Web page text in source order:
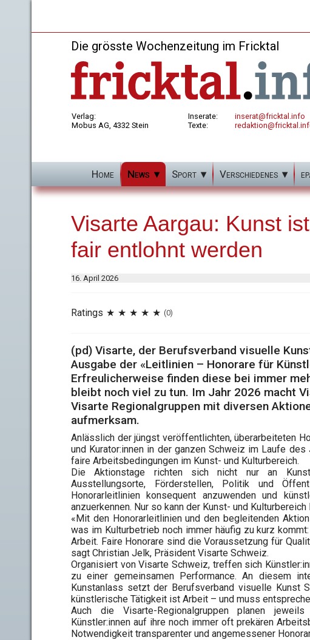
Die grösste Wochenzeitung im Fricktal
Verlag:
Mobus AG, 4332 Stein
Inserate:
Texte:
inserat@fricktal.info
Home News Sport Verschiedenes
Visarte Aargau: Kunst
fair entlohnt werden
16. April 2026
Ratings (0)
(pd) Visarte, der Berufsverband visuelle
Ausgabe der «Leitlinien – Honorare für
Erfreulicherweise finden diese bei immer
bleibt noch viel zu tun. Im Jahr 2026 macht
Visarte Regionalgruppen mit diversen
aufmerksam.
Anlässlich der jüngst veröffentlichten, überarbeiteten
und Kurator:innen in der ganzen Schweiz im Laufe
faire Arbeitsbedingungen im Kunst- und Kulturbereich.
Die Aktionstage richten sich nicht nur an
Ausstellungsorte, Förderstellen, Politik und
Honorarleitlinien konsequent anzuwenden und
anzuerkennen. Nur so kann der Kunst- und
«Mit den Honorarleitlinien und den begleitenden
was im Kulturbetrieb noch immer häufig zu kurz
Arbeit. Faire Honorare sind die Voraussetzung für
sagt Christian Jelk, Präsident Visarte Schweiz.
Organisiert von Visarte Schweiz, treffen sich
zu einer gemeinsamen Performance. An diesem
Kunstanlass setzt der Berufsverband visuelle Kunst
künstlerische Tätigkeit ist Arbeit – und muss
Auch die Visarte-Regionalgruppen planen
Künstler:innen auf ihre noch immer oft prekären
Notwendigkeit transparenter und angemessener